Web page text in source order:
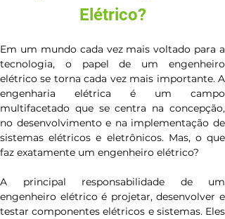
Elétrico?
Em um mundo cada vez mais voltado para a
tecnologia, o papel de um engenheiro
elétrico se torna cada vez mais importante. A
engenharia elétrica é um campo
multifacetado que se centra na concepção,
no desenvolvimento e na implementação de
sistemas elétricos e eletrônicos. Mas, o que
faz exatamente um engenheiro elétrico?
A principal responsabilidade de um
engenheiro elétrico é projetar, desenvolver e
testar componentes elétricos e sistemas. Eles